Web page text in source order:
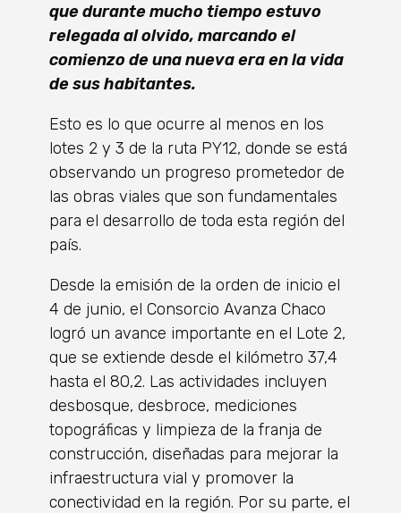
que durante mucho tiempo estuvo
relegada al olvido, marcando el
comienzo de una nueva era en la vida
de sus habitantes.
Esto es lo que ocurre al menos en los
lotes 2 y 3 de la ruta PY12, donde se está
observando un progreso prometedor de
las obras viales que son fundamentales
para el desarrollo de toda esta región del
país.
Desde la emisión de la orden de inicio el
4 de junio, el Consorcio Avanza Chaco
logró un avance importante en el Lote 2,
que se extiende desde el kilómetro 37,4
hasta el 80,2. Las actividades incluyen
desbosque, desbroce, mediciones
topográficas y limpieza de la franja de
construcción, diseñadas para mejorar la
infraestructura vial y promover la
conectividad en la región. Por su parte, el